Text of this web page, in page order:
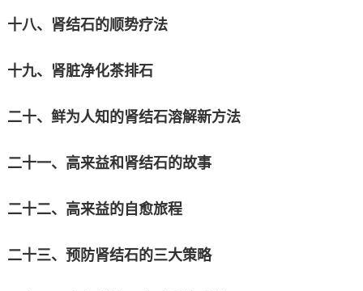
十八、肾结石的顺势疗法
十九、肾脏净化茶排石
二十、鲜为人知的肾结石溶解新方法
二十一、高来益和肾结石的故事
二十二、高来益的自愈旅程
二十三、预防肾结石的三大策略